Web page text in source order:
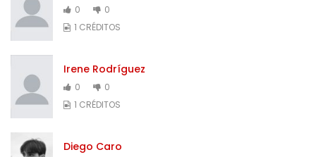
0
0
1 CRÉDITOS
Irene Rodríguez
0
0
1 CRÉDITOS
Diego Caro